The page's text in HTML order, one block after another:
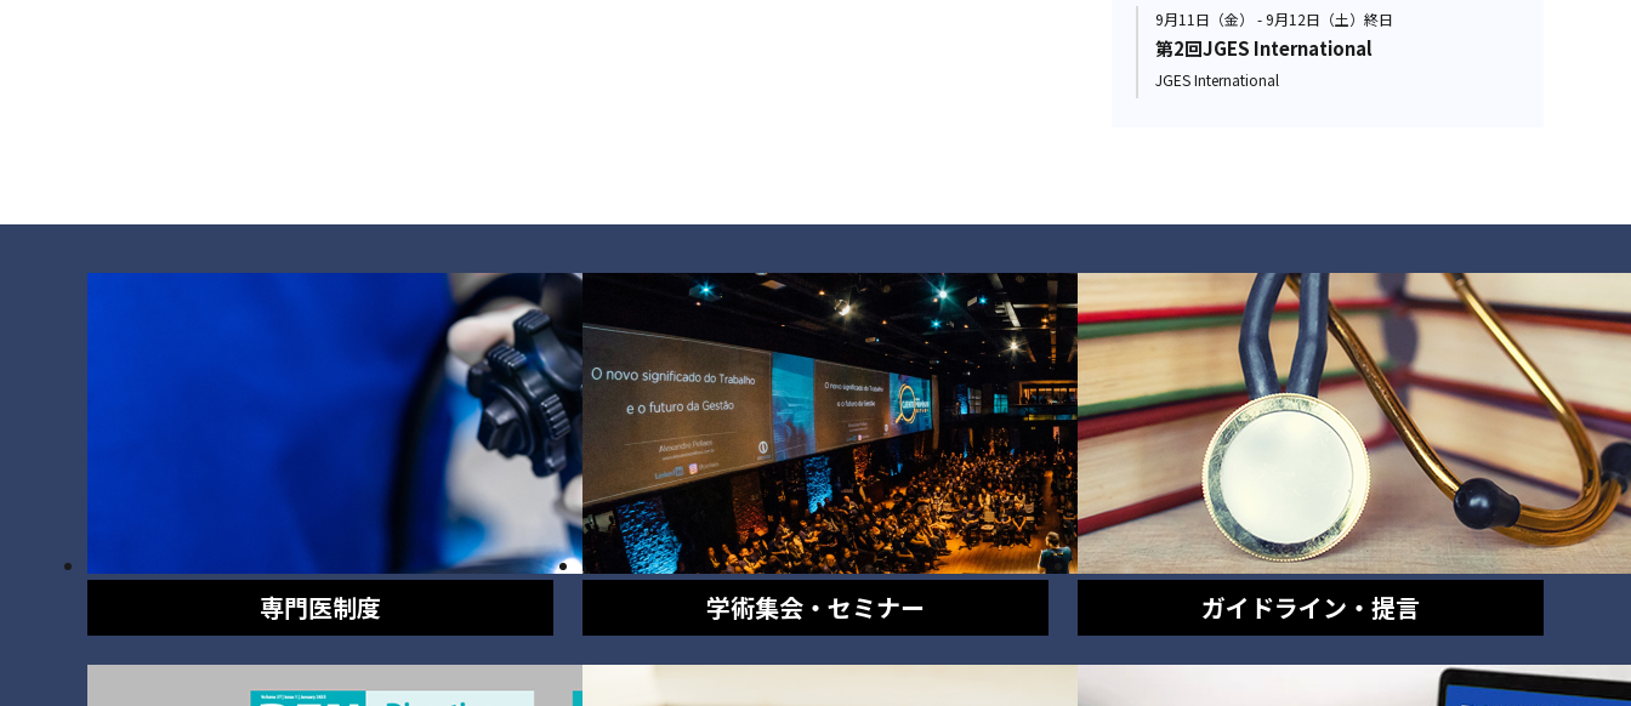
9月11日（金） - 9月12日（土）終日
第2回JGES International
JGES International
専門医制度 学術集会・セミナー ガイドライン・提言